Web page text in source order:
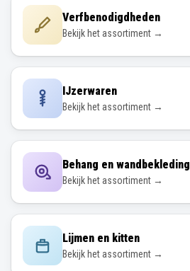
Verfbenodigdheden
Bekijk het assortiment →
IJzerwaren
Bekijk het assortiment →
Behang en wandbekleding
Bekijk het assortiment →
Lijmen en kitten
Bekijk het assortiment →